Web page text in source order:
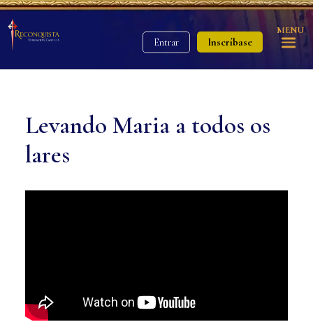
Entrar Inscríbase
MENU
Levando Maria a todos os
lares